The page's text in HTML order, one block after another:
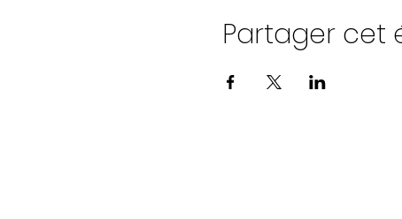
Partager cet